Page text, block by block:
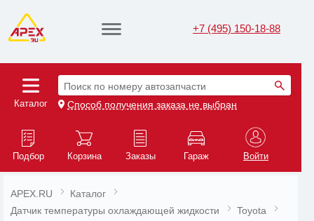
+7 (495) 150-18-88
Каталог
Поиск по номеру автозапчасти
Способ получения заказа не выбран
Подбор Корзина Заказы Гараж Войти
APEX.RU
Каталог
Датчик температуры охлаждающей жидкости
Toyota